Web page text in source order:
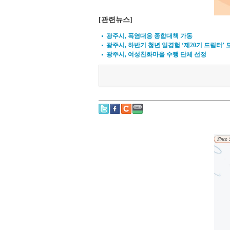
[관련뉴스]
광주시, 폭염대응 종합대책 가동
광주시, 하반기 청년 일경험 ‘제20기 드림터’
광주시, 여성친화마을 수행 단체 선정